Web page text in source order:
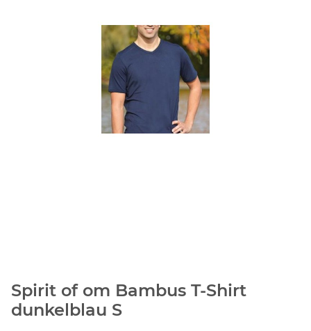
Spirit of om Bambus T-Shirt
dunkelblau S